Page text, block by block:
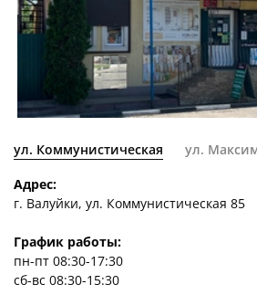
ул. Коммунистическая ул.
Адрес:
г. Валуйки, ул. Коммунистическая 85
График работы:
пн-пт 08:30-17:30
сб-вс 08:30-15:30